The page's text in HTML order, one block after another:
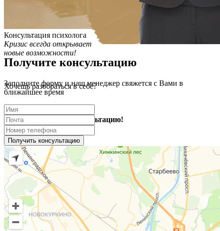
Консультация психолога
Кризис всегда открывает
новые возможности!
Хочешь разобраться в себе?
Записывайтесь на консультацию!
Записаться
Получите консультацию
Заполните форму и наш менеджер свяжется с Вами в
ближайшее время
Получить консультацию